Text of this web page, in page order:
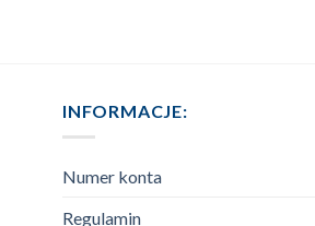
INFORMACJE:
Numer konta
Regulamin